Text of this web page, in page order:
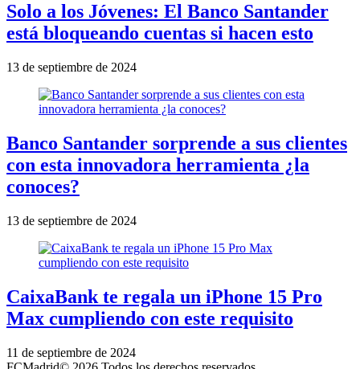
Solo a los Jóvenes: El Banco Santander
está bloqueando cuentas si hacen esto
13 de septiembre de 2024
Banco Santander sorprende a sus clientes
con esta innovadora herramienta ¿la
conoces?
13 de septiembre de 2024
CaixaBank te regala un iPhone 15 Pro
Max cumpliendo con este requisito
11 de septiembre de 2024